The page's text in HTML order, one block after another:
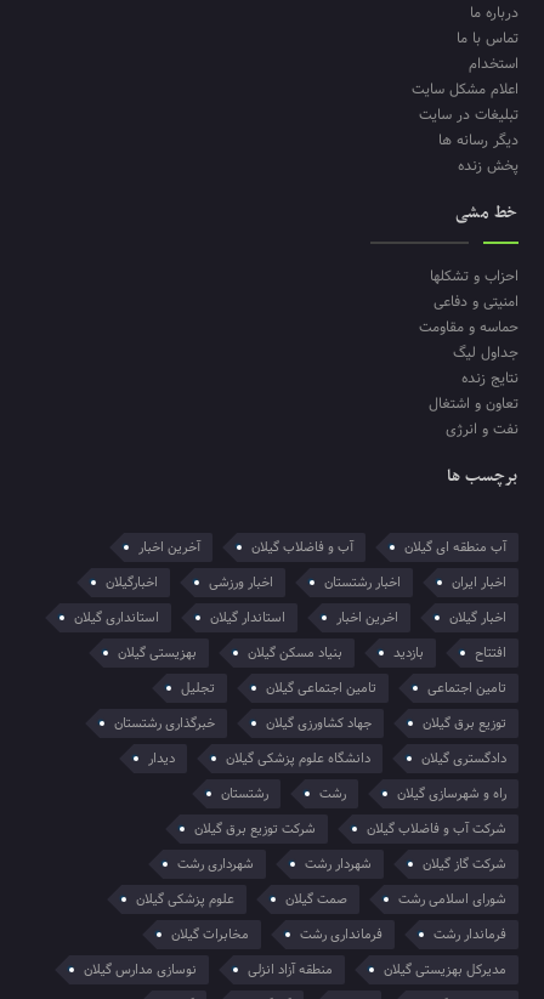
درباره ما
تماس با ما
استخدام
اعلام مشکل سایت
تبلیغات در سایت
دیگر رسانه ها
پخش زنده
خط مشی
احزاب و تشکلها
امنیتی و دفاعی
حماسه و مقاومت
جداول لیگ
نتایج زنده
تعاون و اشتغال
نفت و انرژی
برچسب ها
آب منطقه ای گیلان آب و فاضلاب گیلان
آخرین اخبار
اخبار ایران
اخبار رشتستان اخبار ورزشی
اخبارگیلان
اخبار گیلان
اخرین اخبار استاندار گیلان
استانداری گیلان
افتتاح
بازدید بنیاد مسکن گیلان
بهزیستی گیلان
تامین اجتماعی
تامین اجتماعی گیلان
تجلیل
توزیع برق گیلان
جهاد کشاورزی گیلان
خبرگذاری رشتستان
دادگستری گیلان
دانشگاه علوم پزشکی گیلان
دیدار
راه و شهرسازی گیلان
رشت
رشتستان
شرکت آب و فاضلاب گیلان
شرکت توزیع برق گیلان
شرکت گاز گیلان
شهردار رشت
شهرداری رشت
شورای اسلامی رشت
صمت گیلان
علوم پزشکی گیلان
فرماندار رشت
فرمانداری رشت
مخابرات گیلان
مدیرکل بهزیستی گیلان
منطقه آزاد انزلی
نوسازی مدارس گیلان